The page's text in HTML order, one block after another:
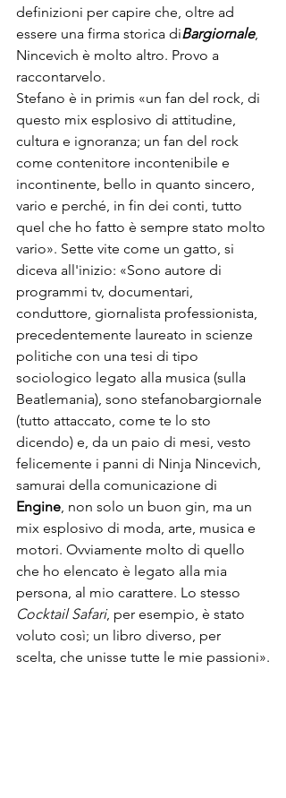
definizioni per capire che, oltre ad
essere una firma storica diBargiornale,
Nincevich è molto altro. Provo a
raccontarvelo.
Stefano è in primis «un fan del rock, di
questo mix esplosivo di attitudine,
cultura e ignoranza; un fan del rock
come contenitore incontenibile e
incontinente, bello in quanto sincero,
vario e perché, in fin dei conti, tutto
quel che ho fatto è sempre stato molto
vario». Sette vite come un gatto, si
diceva all'inizio: «Sono autore di
programmi tv, documentari,
conduttore, giornalista professionista,
precedentemente laureato in scienze
politiche con una tesi di tipo
sociologico legato alla musica (sulla
Beatlemania), sono stefanobargiornale
(tutto attaccato, come te lo sto
dicendo) e, da un paio di mesi, vesto
felicemente i panni di Ninja Nincevich,
samurai della comunicazione di
Engine, non solo un buon gin, ma un
mix esplosivo di moda, arte, musica e
motori. Ovviamente molto di quello
che ho elencato è legato alla mia
persona, al mio carattere. Lo stesso
Cocktail Safari, per esempio, è stato
voluto così; un libro diverso, per
scelta, che unisse tutte le mie passioni».